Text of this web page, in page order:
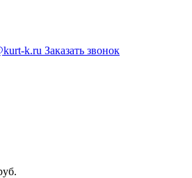
k.ru Заказать звонок